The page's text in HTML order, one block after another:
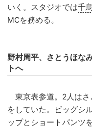
いく。スタジオでは千
MCを務める。
野村周平、さとうほな
トへ
東京表参道。2人はさ
をしていた。ビッグシ
ップとショートパンツ